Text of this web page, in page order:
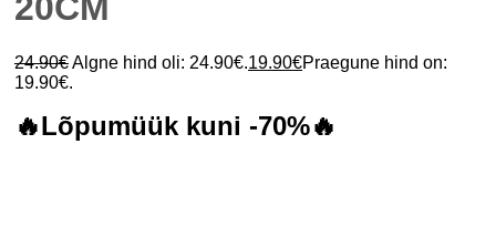
20CM
24.90€Algne hind oli: 24.90€.19.90€Praegune hind on:
19.90€.
🔥Lõpumüük kuni -70%🔥